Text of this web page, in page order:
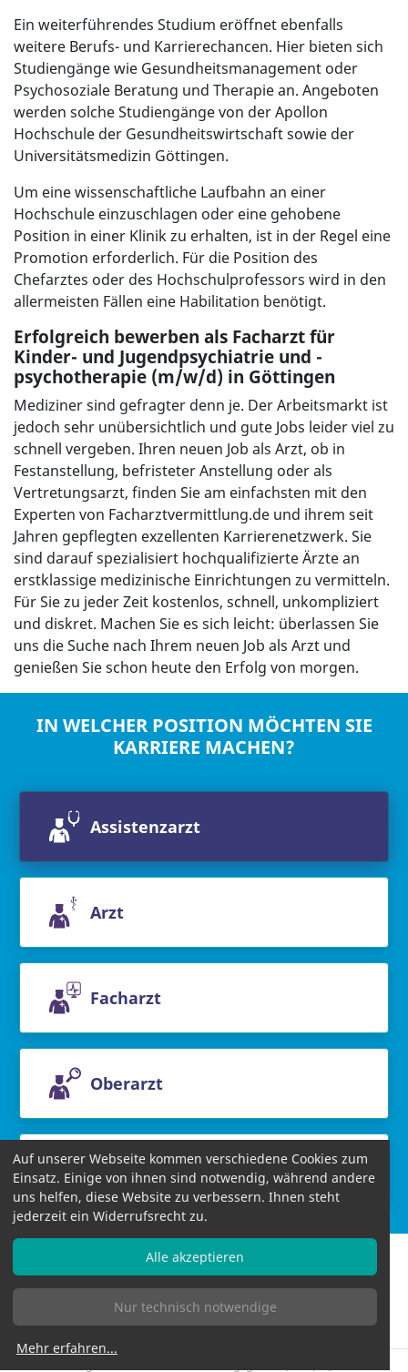
Ein weiterführendes Studium eröffnet ebenfalls
weitere Berufs- und Karrierechancen. Hier bieten sich
Studiengänge wie Gesundheitsmanagement oder
Psychosoziale Beratung und Therapie an. Angeboten
werden solche Studiengänge von der Apollon
Hochschule der Gesundheitswirtschaft sowie der
Universitätsmedizin Göttingen.
Um eine wissenschaftliche Laufbahn an einer
Hochschule einzuschlagen oder eine gehobene
Position in einer Klinik zu erhalten, ist in der Regel eine
Promotion erforderlich. Für die Position des
Chefarztes oder des Hochschulprofessors wird in den
allermeisten Fällen eine Habilitation benötigt.
Erfolgreich bewerben als Facharzt für
Kinder- und Jugendpsychiatrie und -
psychotherapie (m/w/d) in Göttingen
Mediziner sind gefragter denn je. Der Arbeitsmarkt ist
jedoch sehr unübersichtlich und gute Jobs leider viel zu
schnell vergeben. Ihren neuen Job als Arzt, ob in
Festanstellung, befristeter Anstellung oder als
Vertretungsarzt, finden Sie am einfachsten mit den
Experten von Facharztvermittlung.de und ihrem seit
Jahren gepflegten exzellenten Karrierenetzwerk. Sie
sind darauf spezialisiert hochqualifizierte Ärzte an
erstklassige medizinische Einrichtungen zu vermitteln.
Für Sie zu jeder Zeit kostenlos, schnell, unkompliziert
und diskret. Machen Sie es sich leicht: überlassen Sie
uns die Suche nach Ihrem neuen Job als Arzt und
genießen Sie schon heute den Erfolg von morgen.
IN WELCHER POSITION MÖCHTEN SIE
KARRIERE MACHEN?
Assistenzarzt
Arzt
Facharzt
Oberarzt
Chefarzt
AGB Datenschutzbestimmungen
Bildnachweise
Auf unserer Webseite kommen verschiedene Cookies zum
Einsatz. Einige von ihnen sind notwendig, während andere
uns helfen, diese Website zu verbessern. Ihnen steht
jederzeit ein Widerrufsrecht zu.
Nur technisch notwendige
Alle akzeptieren
Mehr erfahren...